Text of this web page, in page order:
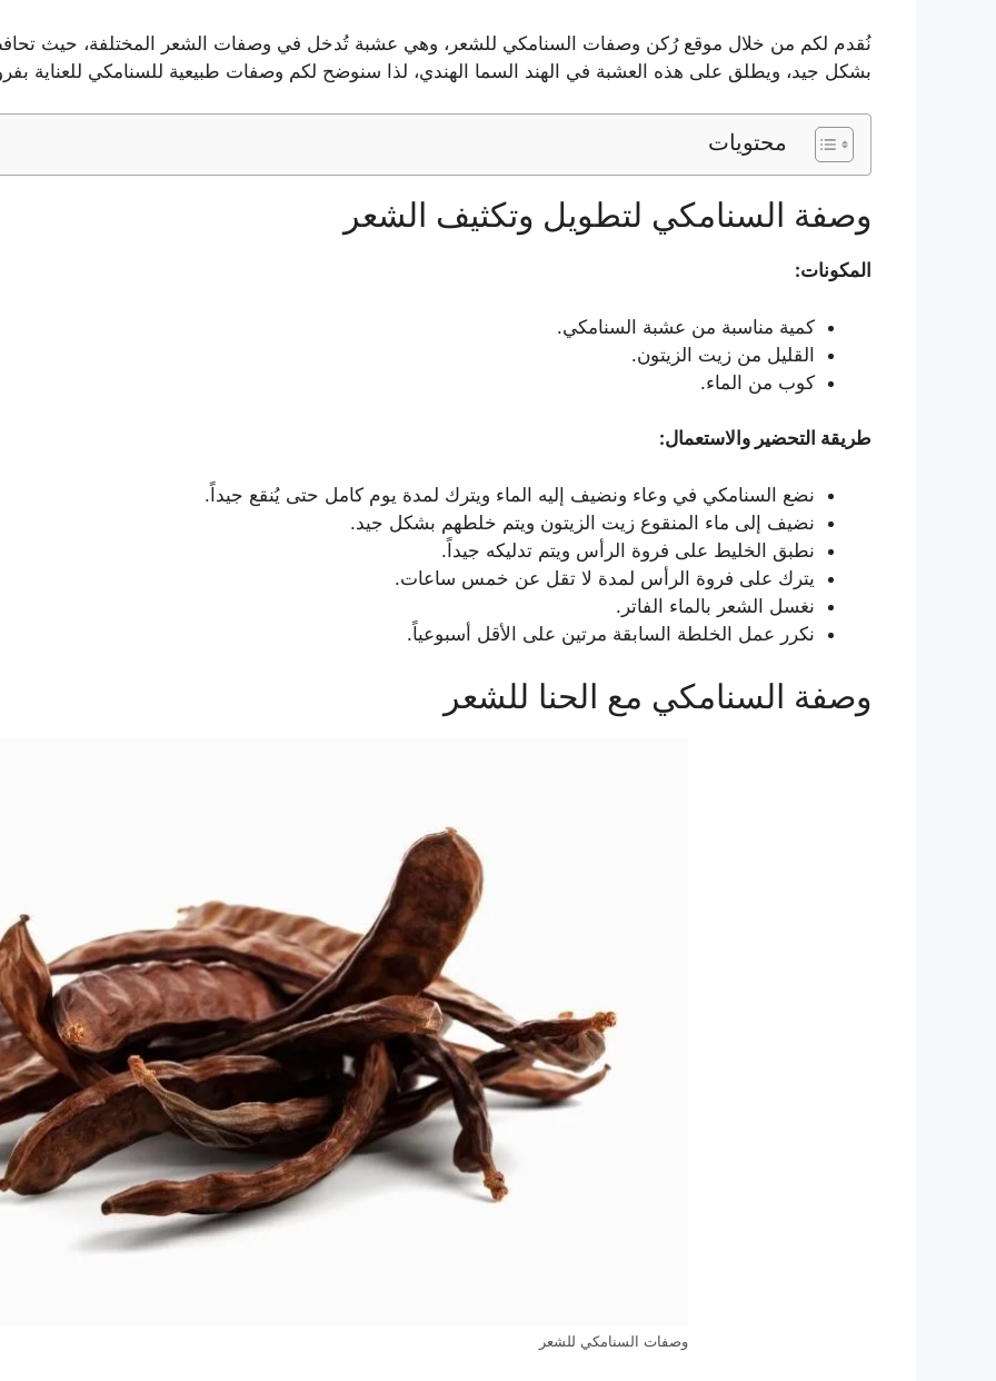
نُقدم لكم من خلال موقع رُكن وصفات السنامكي للشعر، وهي عشبة تُدخل في وصفات الشعر المختلفة، حيث
بشكل جيد، ويطلق على هذه العشبة في الهند السما الهندي، لذا سنوضح لكم وصفات طبيعية للسنامكي للعناية
محتويات
وصفة السنامكي لتطويل وتكثيف الشعر
المكونات:
كمية مناسبة من عشبة السنامكي.
القليل من زيت الزيتون.
كوب من الماء.
طريقة التحضير والاستعمال:
نضع السنامكي في وعاء ونضيف إليه الماء ويترك لمدة يوم كامل حتى يُنقع جيداً.
نضيف إلى ماء المنقوع زيت الزيتون ويتم خلطهم بشكل جيد.
نطبق الخليط على فروة الرأس ويتم تدليكه جيداً.
يترك على فروة الرأس لمدة لا تقل عن خمس ساعات.
نغسل الشعر بالماء الفاتر.
نكرر عمل الخلطة السابقة مرتين على الأقل أسبوعياً.
وصفة السنامكي مع الحنا للشعر
وصفات السنامكي للشعر